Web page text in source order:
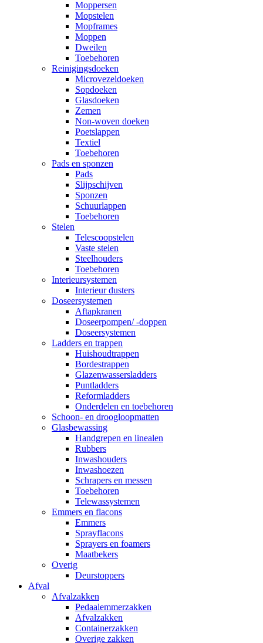
Moppersen
Mopstelen
Mopframes
Moppen
Dweilen
Toebehoren
Reinigingsdoeken
Microvezeldoeken
Sopdoeken
Glasdoeken
Zemen
Non-woven doeken
Poetslappen
Textiel
Toebehoren
Pads en sponzen
Pads
Slijpschijven
Sponzen
Schuurlappen
Toebehoren
Stelen
Telescoopstelen
Vaste stelen
Steelhouders
Toebehoren
Interieursystemen
Interieur dusters
Doseersystemen
Aftapkranen
Doseerpompen/ -doppen
Doseersystemen
Ladders en trappen
Huishoudtrappen
Bordestrappen
Glazenwassersladders
Puntladders
Reformladders
Onderdelen en toebehoren
Schoon- en droogloopmatten
Glasbewassing
Handgrepen en linealen
Rubbers
Inwashouders
Inwashoezen
Schrapers en messen
Toebehoren
Telewassystemen
Emmers en flacons
Emmers
Sprayflacons
Sprayers en foamers
Maatbekers
Overig
Deurstoppers
Afval
Afvalzakken
Pedaalemmerzakken
Afvalzakken
Containerzakken
Overige zakken